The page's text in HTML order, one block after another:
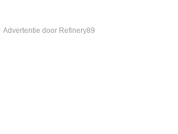
Advertentie door Refinery89